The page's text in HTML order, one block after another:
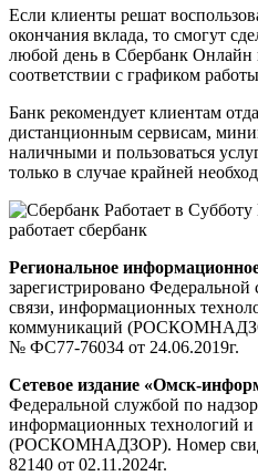
Если клиенты решат
окончания вклада, то смогут
любой день в Сбербанк Онлайн
соответствии с графиком
Банк рекомендует клиентам
дистанционным сервисам,
наличными и пользоваться
только в случае крайней
Региональное
зарегистрировано
связи, информационных
коммуникаций
№ ФС77-76034 от 24.06.2019г.
Сетевое издание «Омск-
Федеральной службой по
информационных технологий
(РОСКОМНАДЗОР). Номер
82140 от 02.11.2024г.